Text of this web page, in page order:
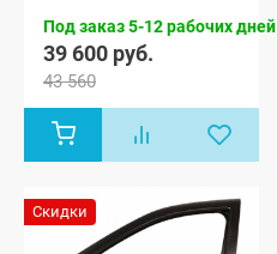
мест, Лада
Кросс 7 мест
Под заказ 5-12 рабочих дней
39 600 руб.
43 560
Скидки